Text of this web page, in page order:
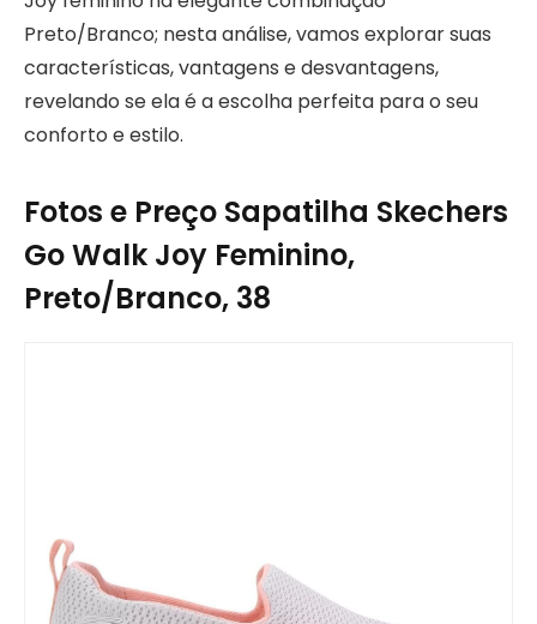
Preto/Branco; nesta análise, vamos explorar suas
características, vantagens e desvantagens,
revelando se ela é a escolha perfeita para o seu
conforto e estilo.
Fotos e Preço Sapatilha Skechers
Go Walk Joy Feminino,
Preto/Branco, 38